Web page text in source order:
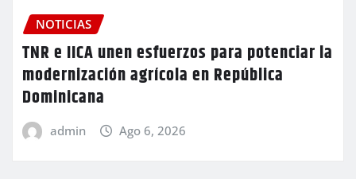
NOTICIAS
TNR e IICA unen esfuerzos para potenciar la
modernización agrícola en República
Dominicana
admin Ago 6, 2026